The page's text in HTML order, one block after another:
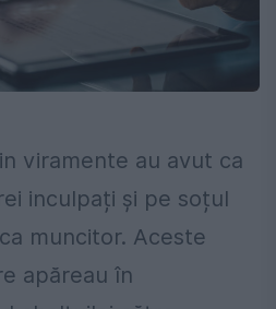
viramente au avut ca
inculpați și pe soțul
muncitor. Aceste
apăreau în